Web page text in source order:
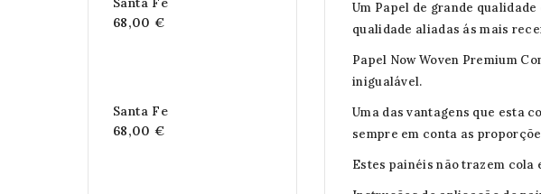
68,00 €
Santa Fe
68,00 €
Um Papel de grande
qualidade aliadas ás mais
Papel Now Woven Premium
inigualável.
Uma das vantagens que esta
sempre em conta as
Estes painéis não trazem cola